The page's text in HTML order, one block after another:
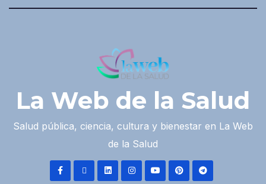
La Web de la Salud
Salud pública, ciencia, cultura y bienestar en La Web
de la Salud